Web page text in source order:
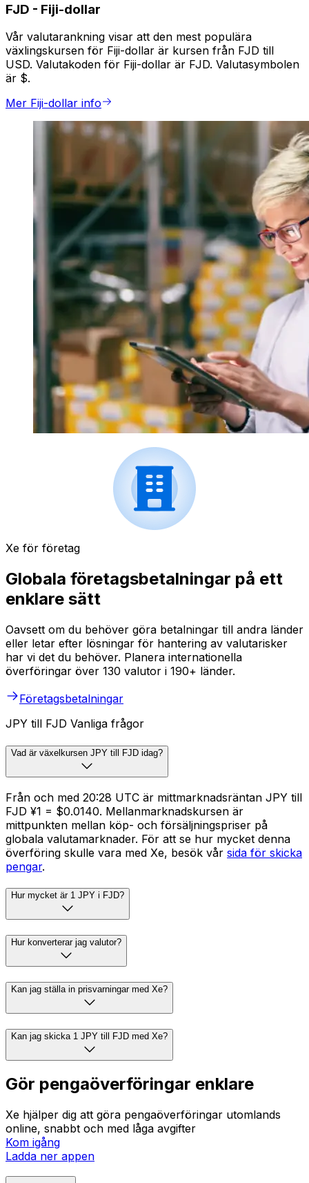
FJD - Fiji-dollar
Vår valutarankning visar att den mest populära
växlingskursen för Fiji-dollar är kursen från FJD till
USD. Valutakoden för Fiji-dollar är FJD. Valutasymbolen
är $.
Mer Fiji-dollar info
Xe för företag
Globala företagsbetalningar på ett
enklare sätt
Oavsett om du behöver göra betalningar till andra länder
eller letar efter lösningar för hantering av valutarisker
har vi det du behöver. Planera internationella
överföringar över 130 valutor i 190+ länder.
Företagsbetalningar
JPY till FJD Vanliga frågor
Vad är växelkursen JPY till FJD idag?
Från och med 20:28 UTC är mittmarknadsräntan JPY till
FJD ¥1 = $0.0140. Mellanmarknadskursen är
mittpunkten mellan köp- och försäljningspriser på
globala valutamarknader. För att se hur mycket denna
överföring skulle vara med Xe, besök vår sida för skicka
pengar.
Hur mycket är 1 JPY i FJD?
Hur konverterar jag valutor?
Kan jag ställa in prisvarningar med Xe?
Kan jag skicka 1 JPY till FJD med Xe?
Gör pengaöverföringar enklare
Xe hjälper dig att göra pengaöverföringar utomlands
online, snabbt och med låga avgifter
Kom igång
Ladda ner appen